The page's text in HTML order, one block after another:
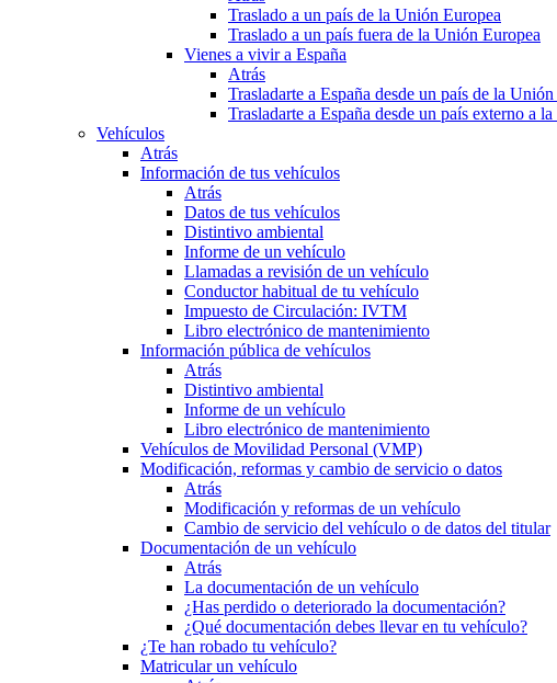
Traslado a un país de la Unión Europea
Traslado a un país fuera de la Unión Europea
Vienes a vivir a España
Atrás
Trasladarte a España desde un país de la
Trasladarte a España desde un país externo a
Vehículos
Atrás
Información de tus vehículos
Atrás
Datos de tus vehículos
Distintivo ambiental
Informe de un vehículo
Llamadas a revisión de un vehículo
Conductor habitual de tu vehículo
Impuesto de Circulación: IVTM
Libro electrónico de mantenimiento
Información pública de vehículos
Atrás
Distintivo ambiental
Informe de un vehículo
Libro electrónico de mantenimiento
Vehículos de Movilidad Personal (VMP)
Modificación, reformas y cambio de servicio o datos
Atrás
Modificación y reformas de un vehículo
Cambio de servicio del vehículo o de datos del titular
Documentación de un vehículo
Atrás
La documentación de un vehículo
¿Has perdido o deteriorado la documentación?
¿Qué documentación debes llevar en tu vehículo?
¿Te han robado tu vehículo?
Matricular un vehículo